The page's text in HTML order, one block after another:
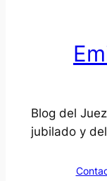
Blog del
jubilado y